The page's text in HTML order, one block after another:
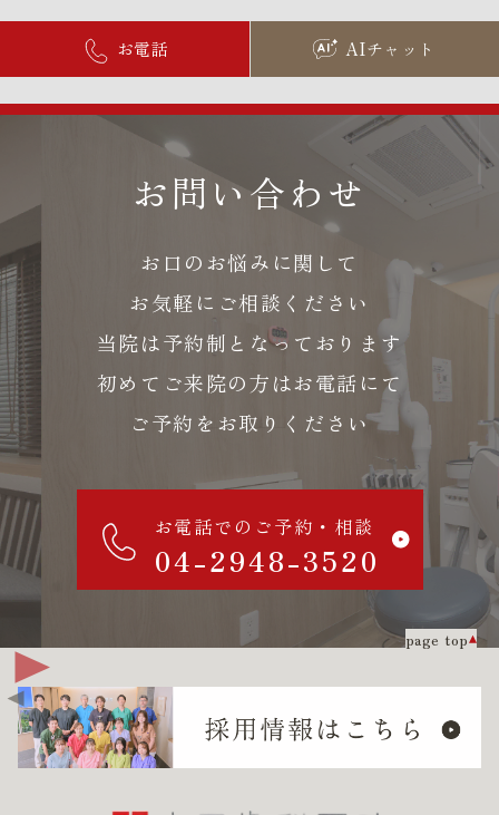
お電話 AIチャット
お問い合わせ
お口のお悩みに関して
お気軽にご相談ください
当院は予約制となっております
初めてご来院の方はお電話にて
ご予約をお取りください
お電話でのご予約・相談
04-2948-3520
page top